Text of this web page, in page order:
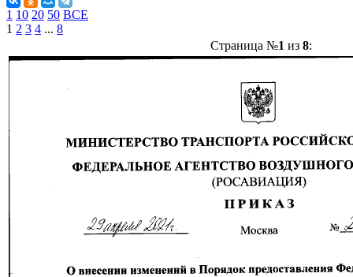
1 10 20 50 ВСЕ
1 2 3 4 ... 8
Страница №1 из 8: